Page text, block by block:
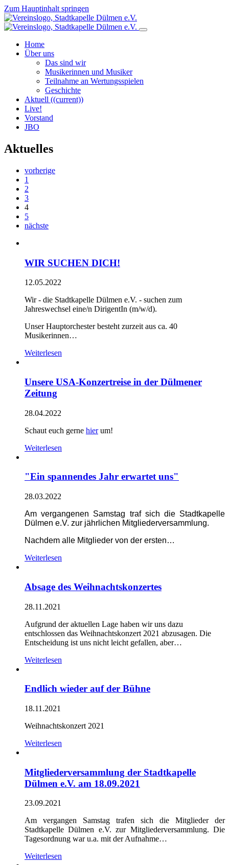
Zum Hauptinhalt springen
Home
Über uns
Das sind wir
Musikerinnen und Musiker
Teilnahme an Wertungsspielen
Geschichte
Aktuell ((current))
Live!
Vorstand
JBO
Aktuelles
vorherige
1
2
3
4
5
nächste
WIR SUCHEN DICH!
12.05.2022
Wir - die Stadtkapelle Dülmen e.V. - suchen zum
Jahreswechsel eine/n DirigentIn (m/w/d).
Unser Hauptorchester besteht zurzeit aus ca. 40
Musikerinnen…
Weiterlesen
Unsere USA-Konzertreise in der Dülmener
Zeitung
28.04.2022
Schaut euch gerne hierum!
Weiterlesen
"Ein spannendes Jahr erwartet uns"
28.03.2022
Am vergangenen Samstag traf sich die Stadtkapelle
Dülmen e.V. zur jährlichen Mitgliederversammlung.
Nachdem alle Mitglieder von der ersten…
Weiterlesen
Absage des Weihnachtskonzertes
28.11.2021
Aufgrund der aktuellen Lage haben wir uns dazu
entschlossen das Weihnachtskonzert 2021 abzusagen. Die
Entscheidung ist uns nicht leicht gefallen, aber…
Weiterlesen
Endlich wieder auf der Bühne
18.11.2021
Weihnachtskonzert 2021
Weiterlesen
Mitgliederversammlung der Stadtkapelle
Dülmen e.V. am 18.09.2021
23.09.2021
Am vergangen Samstag trafen sich die Mitglieder der
Stadtkapelle Dülmen e.V. zur Mitgliederversammlung. Die
Tagesordnung war u.a. mit der Aufnahme…
Weiterlesen